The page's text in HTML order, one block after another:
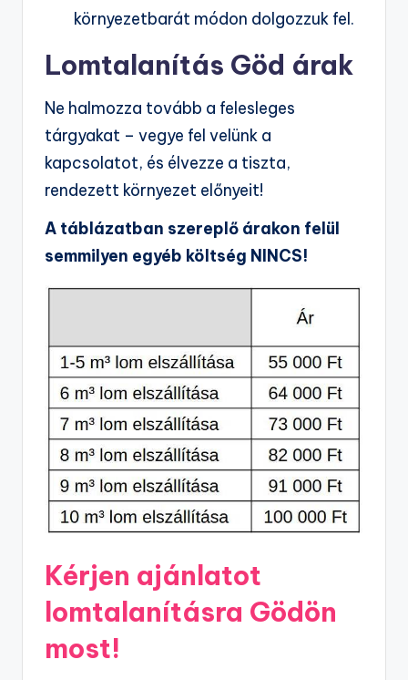
környezetbarát módon dolgozzuk fel.
Lomtalanítás Göd árak
Ne halmozza tovább a felesleges
tárgyakat – vegye fel velünk a
kapcsolatot, és élvezze a tiszta,
rendezett környezet előnyeit!
A táblázatban szereplő árakon felül
semmilyen egyéb költség NINCS!
Kérjen ajánlatot
lomtalanításra Gödön
most!